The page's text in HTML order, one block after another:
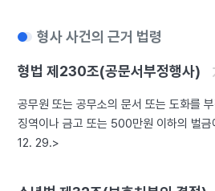
형사 사건의 근거 법령
형법 제230조(공문서부정행사)
공무원 또는 공무소의 문서 또는 도화를
징역이나 금고 또는 500만원 이하의 벌
12. 29.>